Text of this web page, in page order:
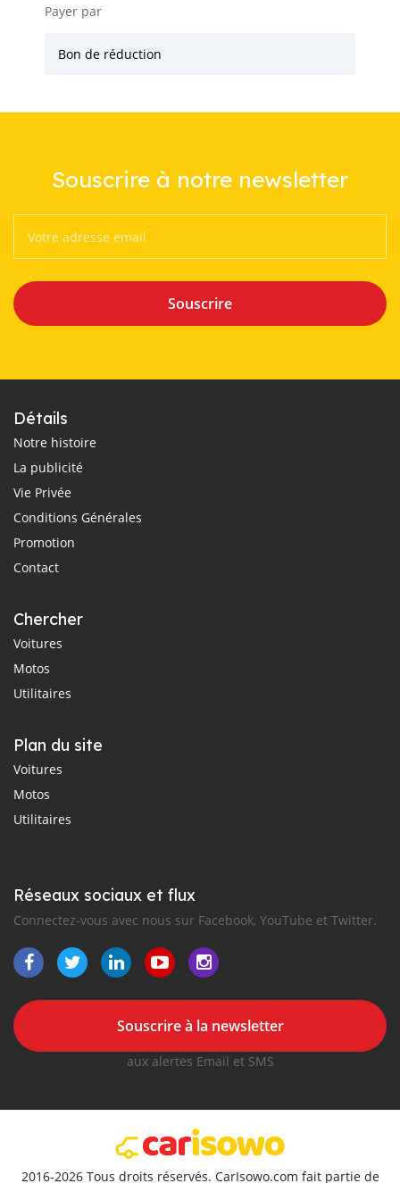
Payer par
Bon de réduction
Souscrire à notre newsletter
Souscrire
Détails
Notre histoire
La publicité
Vie Privée
Conditions Générales
Promotion
Contact
Chercher
Voitures
Motos
Utilitaires
Plan du site
Voitures
Motos
Utilitaires
Réseaux sociaux et flux
Connectez-vous avec nous sur Facebook, YouTube et Twitter.
Souscrire à la newsletter
aux alertes Email et SMS
2016-2026 Tous droits réservés. CarIsowo.com fait partie de